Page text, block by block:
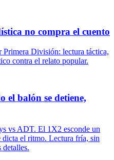
no compra el cuento
División: lectura táctica,
contra el relato popular.
el balón se detiene,
vs ADT. El 1X2 esconde un
dicta el ritmo. Lectura fría, sin
detalles.